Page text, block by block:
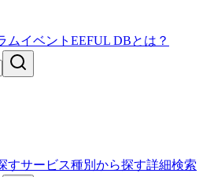
ムイベント EEFUL DBとは？
すサービス種別から探す詳細検索